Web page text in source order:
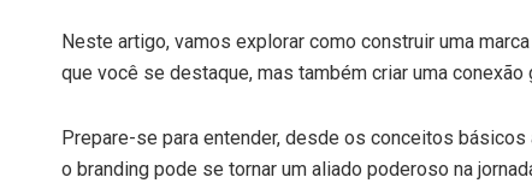
Neste artigo, vamos explorar como construir uma
que você se destaque, mas também criar uma conexão
Prepare-se para entender, desde os conceitos
o branding pode se tornar um aliado poderoso na